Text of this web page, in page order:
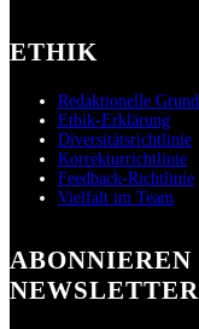
ETHIK
Redaktionelle
Ethik-Erklärung
Diversitätsrichtlinie
Korrekturrichtlinie
Feedback-Richtlinie
Vielfalt im Team
ABONNIEREN
NEWSLETTER